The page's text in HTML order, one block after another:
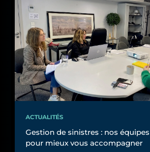
ACTUALITÉS
Gestion de sinistres : nos
pour mieux vous accompagner